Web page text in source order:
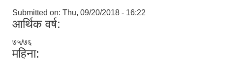
Submitted on: Thu, 09/20/2018 - 16:22
आर्थिक वर्ष:
७५/७६
महिना: